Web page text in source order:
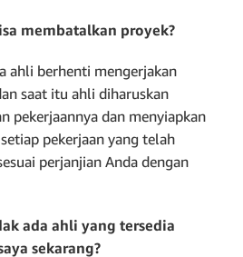
membatalkan proyek?
ahli berhenti mengerjakan
saat itu ahli diharuskan
pekerjaannya dan menyiapkan
pekerjaan yang telah
perjanjian Anda dengan
ada ahli yang tersedia
sekarang?